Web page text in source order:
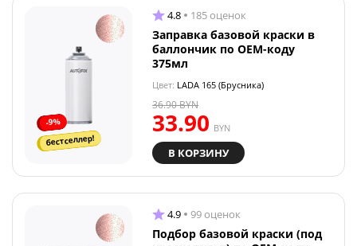
-9%
бестселлер!
4.8 185 оценок
Заправка базовой краски в
баллончик по OEM-коду
375мл
Цвет: LADA 165 (Брусника)
33.90 BYN
36.90BYN
В КОРЗИНУ
4.9 99 оценок
Подбор базовой краски (под